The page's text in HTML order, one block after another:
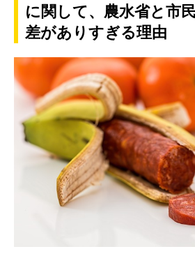
に関して、農水省と市
差がありすぎる理由